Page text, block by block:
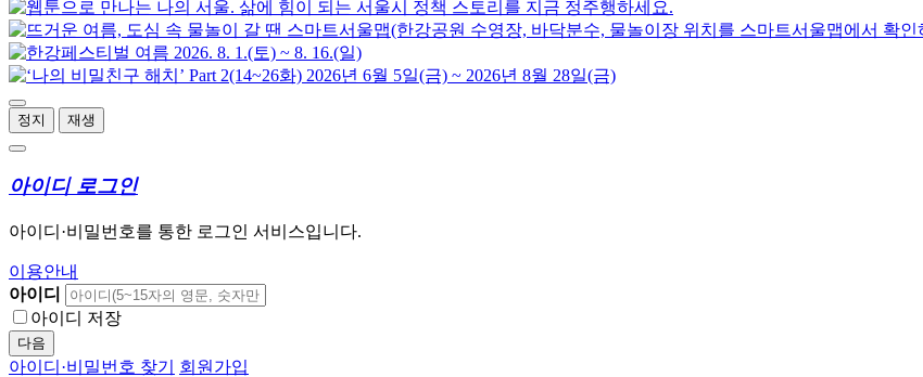
정지 재생
아이디 로그인
아이디·비밀번호를 통한 로그인 서비스입니다.
이용안내
아이디
아이디 저장
다음
아이디·비밀번호 찾기 회원가입